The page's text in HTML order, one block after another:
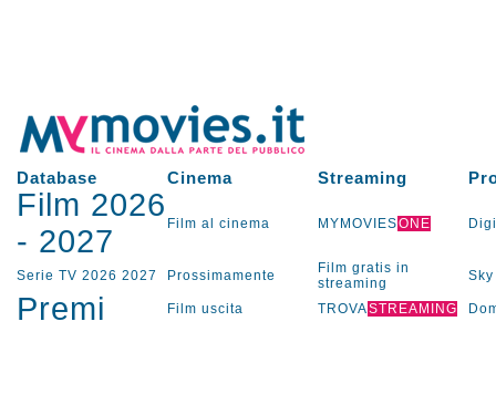
Database Cinema Streaming
Film 2026
- 2027 Film al cinema MYMOVIESONE
Serie TV 2026 2027 Prossimamente
Film gratis in
streaming
Sky
Premi Film uscita TROVASTREAMING